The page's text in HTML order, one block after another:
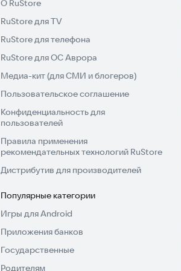
О RuStore
RuStore для TV
RuStore для телефона
RuStore для ОС Аврора
Медиа-кит (для СМИ и блогеров)
Пользовательское соглашение
Конфиденциальность для
пользователей
Правила применения
рекомендательных технологий RuStore
Дистрибутив для производителей
Популярные категории
Игры для Android
Приложения банков
Государственные
Родителям